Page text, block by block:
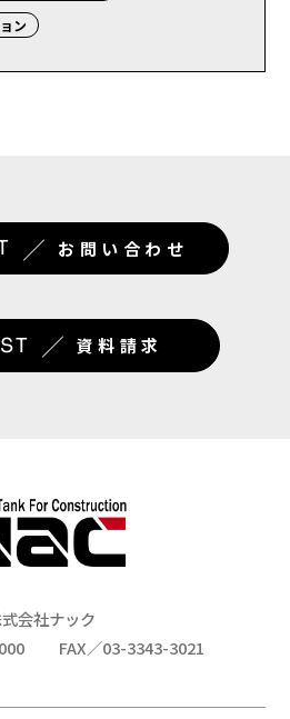
ン
／ お問い合わせ
／ 資料請求
会社ナック
FAX／03-3343-3021